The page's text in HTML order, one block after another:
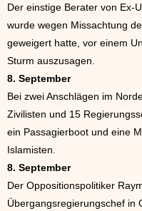
Der einstige Berater von Ex-
wurde wegen Missachtung
geweigert hatte, vor einem
Sturm auszusagen.
8. September
Bei zwei Anschlägen im
Zivilisten und 15
ein Passagierboot und eine
Islamisten.
8. September
Der Oppositionspolitiker
Übergangsregierungschef in